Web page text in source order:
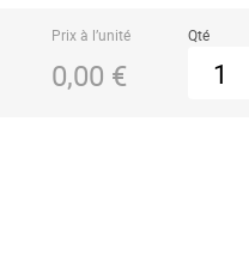
Prix à l’unité
0,00 €
Qté